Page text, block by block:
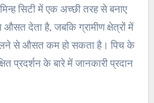
सिटी में एक अच्छी तरह से बनाए
देता है, जबकि ग्रामीण क्षेत्रों में
से औसत कम हो सकता है। पिच के
प्रदर्शन के बारे में जानकारी प्रदान